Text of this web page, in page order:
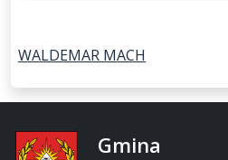
WALDEMAR MACH
Gmina